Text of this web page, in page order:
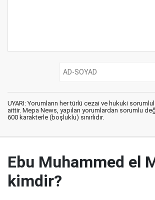
UYARI: Yorumların her türlü cezai ve hukuki
aittir. Mepa News, yapılan yorumlardan sorumlu
600 karakterle (boşluklu) sınırlıdır.
Ebu Muhammed el
kimdir?